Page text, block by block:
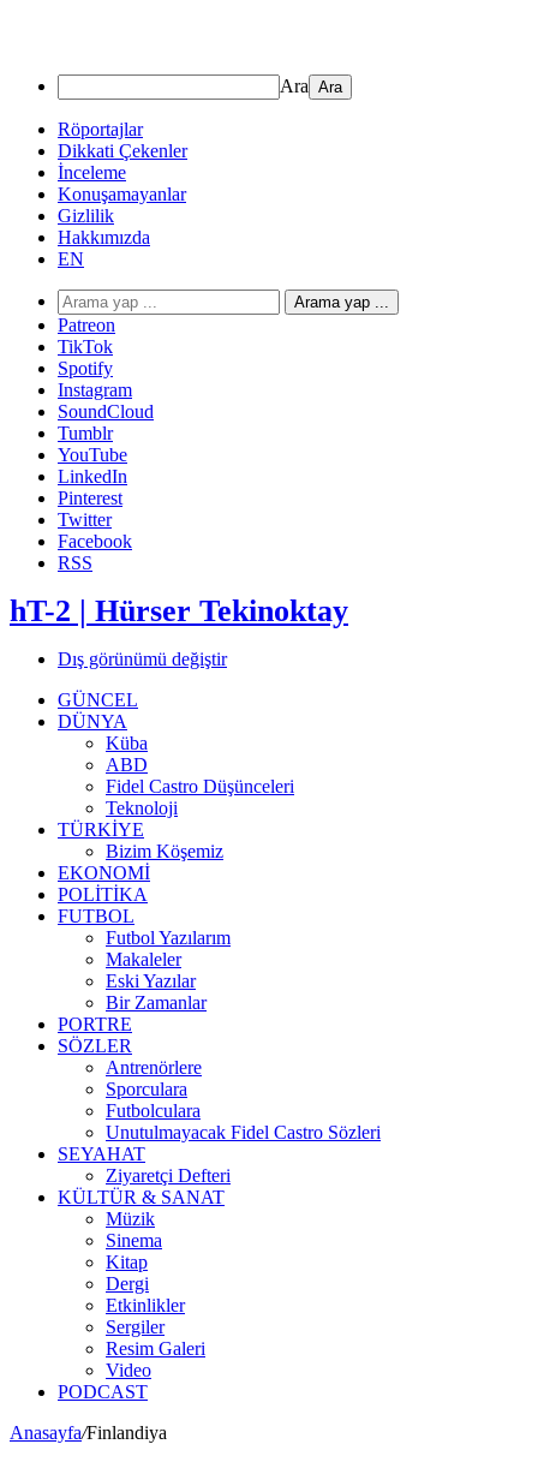
Ara
Röportajlar
Dikkati Çekenler
İnceleme
Konuşamayanlar
Gizlilik
Hakkımızda
EN
Arama yap ...
Patreon
TikTok
Spotify
Instagram
SoundCloud
Tumblr
YouTube
LinkedIn
Pinterest
Twitter
Facebook
RSS
hT-2 | Hürser Tekinoktay
Dış görünümü değiştir
GÜNCEL
DÜNYA
Küba
ABD
Fidel Castro Düşünceleri
Teknoloji
TÜRKİYE
Bizim Köşemiz
EKONOMİ
POLİTİKA
FUTBOL
Futbol Yazılarım
Makaleler
Eski Yazılar
Bir Zamanlar
PORTRE
SÖZLER
Antrenörlere
Sporculara
Futbolculara
Unutulmayacak Fidel Castro Sözleri
SEYAHAT
Ziyaretçi Defteri
KÜLTÜR & SANAT
Müzik
Sinema
Kitap
Dergi
Etkinlikler
Sergiler
Resim Galeri
Video
PODCAST
Anasayfa/Finlandiya